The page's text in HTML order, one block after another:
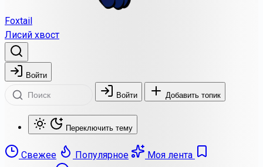
Foxtail
Лисий хвост
Войти
Войти Добавить топик
Переключить тему
Свежее Популярное
Моя лента